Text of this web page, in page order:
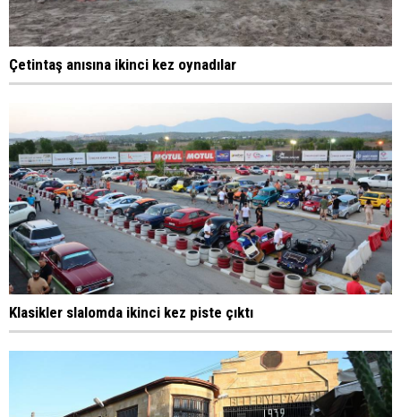
Çetintaş anısına ikinci kez oynadılar
Klasikler slalomda ikinci kez piste çıktı